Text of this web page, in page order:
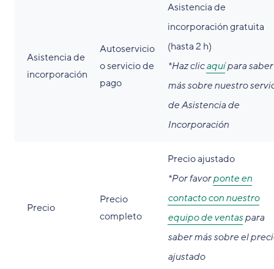
Asistencia de
incorporación
Autoservicio
o servicio de
pago
Asistencia de
incorporación gratuita
(hasta 2 h)
*Haz clicaquípara saber
más sobre nuestro
de Asistencia de
Incorporación
Precio
Precio
completo
Precio ajustado
*Por favorponte en
contacto con nuestro
equipo de ventaspara
saber más sobre el
ajustado